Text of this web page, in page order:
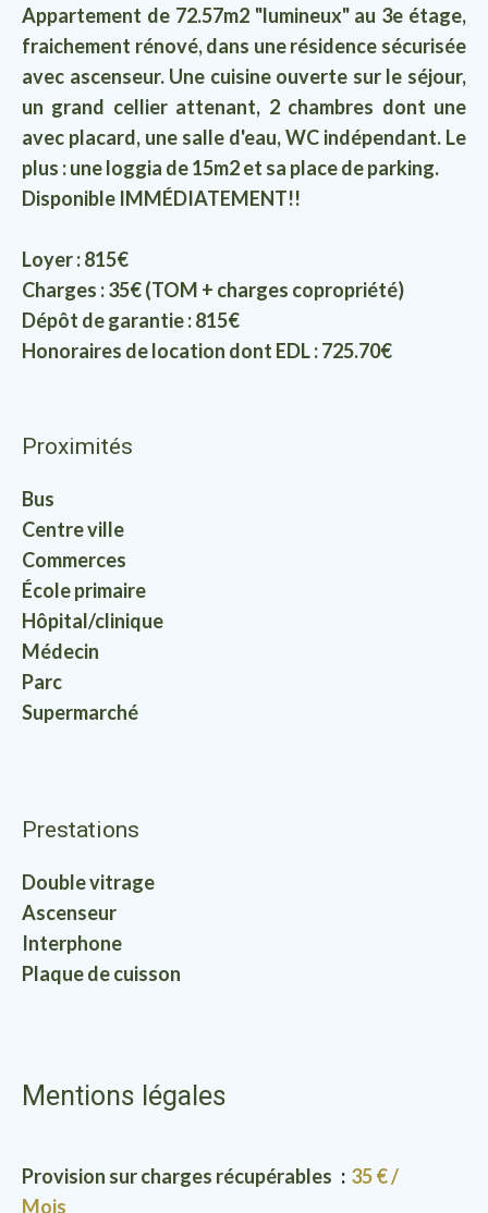
Appartement de 72.57m2 "lumineux" au 3e étage,
fraichement rénové, dans une résidence sécurisée
avec ascenseur. Une cuisine ouverte sur le séjour,
un grand cellier attenant, 2 chambres dont une
avec placard, une salle d'eau, WC indépendant. Le
plus : une loggia de 15m2 et sa place de parking.
Disponible IMMÉDIATEMENT!!
Loyer : 815€
Charges : 35€ (TOM + charges copropriété)
Dépôt de garantie : 815€
Honoraires de location dont EDL : 725.70€
Proximités
Bus
Centre ville
Commerces
École primaire
Hôpital/clinique
Médecin
Parc
Supermarché
Prestations
Double vitrage
Ascenseur
Interphone
Plaque de cuisson
Mentions légales
Provision sur charges récupérables
35 € /
Mois